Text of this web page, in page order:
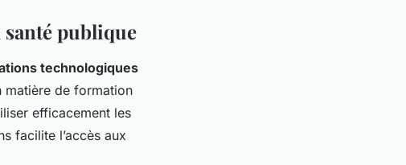
santé publique
technologiques
matière de formation
efficacement les
facilite l’accès aux